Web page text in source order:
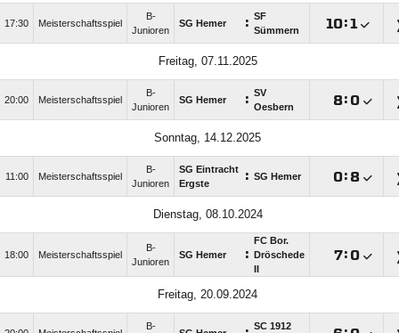
17:30 Meisterschaftsspiel
B-
Junioren
SG Hemer : SF
Sümmern
:
Freitag, 07.11.2025
20:00 Meisterschaftsspiel
B-
Junioren
SG Hemer : SV
Oesbern
: 
Sonntag, 14.12.2025
11:00 Meisterschaftsspiel
B-
Junioren
SG Eintracht
Ergste
: SG Hemer : 
Dienstag, 08.10.2024
18:00 Meisterschaftsspiel
B-
Junioren
SG Hemer :
FC Bor.
Dröschede
: 
Freitag, 20.09.2024
B-
SC 1912